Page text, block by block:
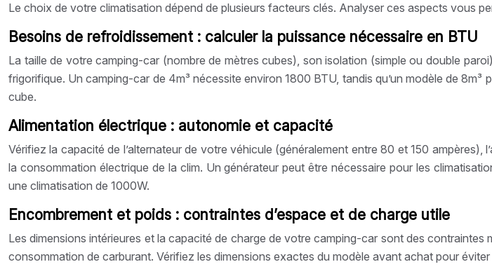
Le choix de votre climatisation dépend de plusieurs facteurs clés. Analyser ces aspects vous
Besoins de refroidissement : calculer la puissance nécessaire en BTU
La taille de votre camping-car (nombre de mètres cubes), son isolation (simple ou double
frigorifique. Un camping-car de 4m³ nécessite environ 1800 BTU, tandis qu’un modèle de
cube.
Alimentation électrique : autonomie et capacité
Vérifiez la capacité de l’alternateur de votre véhicule (généralement entre 80 et 150
la consommation électrique de la clim. Un générateur peut être nécessaire pour les
une climatisation de 1000W.
Encombrement et poids : contraintes d’espace et de charge utile
Les dimensions intérieures et la capacité de charge de votre camping-car sont des
consommation de carburant. Vérifiez les dimensions exactes du modèle avant achat pour éviter